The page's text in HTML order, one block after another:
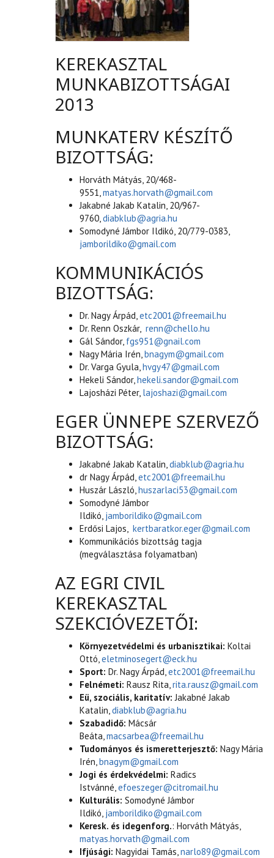
KEREKASZTAL
MUNKABIZOTTSÁGAI
2013
MUNKATERV KÉSZÍTŐ
BIZOTTSÁG:
Horváth Mátyás, 20/468-
9551, matyas.horvath@gmail.com
Jakabné Jakab Katalin, 20/967-
9760, diabklub@agria.hu
Somodyné Jámbor Ildikó, 20/779-0383,
jamborildiko@gmail.com
KOMMUNIKÁCIÓS
BIZOTTSÁG:
Dr. Nagy Árpád, etc2001@freemail.hu
Dr. Renn Oszkár, renn@chello.hu
Gál Sándor, fgs951@gnail.com
Nagy Mária Irén, bnagym@gmail.com
Dr. Varga Gyula, hvgy47@gmail.com
Hekeli Sándor, hekeli.sandor@gmail.com
Lajosházi Péter, lajoshazi@gmail.com
EGER ÜNNEPE SZERVEZŐ
BIZOTTSÁG:
Jakabné Jakab Katalin, diabklub@agria.hu
dr Nagy Árpád, etc2001@freemail.hu
Huszár László, huszarlaci53@gmail.com
Somodyné Jámbor
Ildikó, jamborildiko@gmail.com
Erdősi Lajos, kertbaratkor.eger@gmail.com
Kommunikációs bizottság tagja
(megválasztása folyamatban)
AZ EGRI CIVIL
KEREKASZTAL
SZEKCIÓVEZETŐI:
Környezetvédelmi és urbanisztikai: Koltai
Ottó, eletminosegert@eck.hu
Sport: Dr. Nagy Árpád, etc2001@freemail.hu
Felnémeti: Rausz Rita, rita.rausz@gmail.com
Eü, szociális, karitatív: Jakabné Jakab
Katalin, diabklub@agria.hu
Szabadidő: Mácsár
Beáta, macsarbea@freemail.hu
Tudományos és ismeretterjesztő: Nagy Mária
Irén, bnagym@gmail.com
Jogi és érdekvédelmi: Radics
Istvánné, efoeszeger@citromail.hu
Kulturális: Somodyné Jámbor
Ildikó, jamborildiko@gmail.com
Keresk. és idegenforg.: Horváth Mátyás,
matyas.horvath@gmail.com
Ifjúsági: Nagyidai Tamás, narlo89@gmail.com